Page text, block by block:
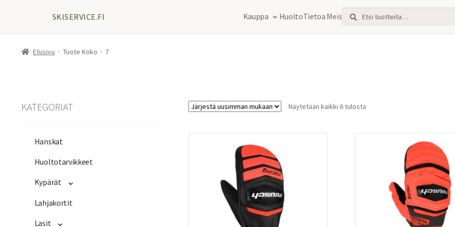
SKISERVICE.FI Kauppa HuoltoTietoa MeistäEtsi:
Haku
Etusivu Tuote Koko 7
Näytetään kaikki 6 tulostaSorted
KATEGORIAT
Hanskat
Huoltotarvikkeet
Kypärät
Lahjakortit
Lasit